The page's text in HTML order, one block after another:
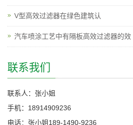
V型高效过滤器在绿色建筑认
汽车喷涂工艺中有隔板高效过滤器的效
联系我们
联系人：张小姐
手机：18914909236
电话：张小姐189-1490-9236